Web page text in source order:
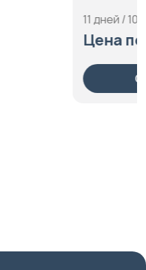
11 дней / 10
Цена по